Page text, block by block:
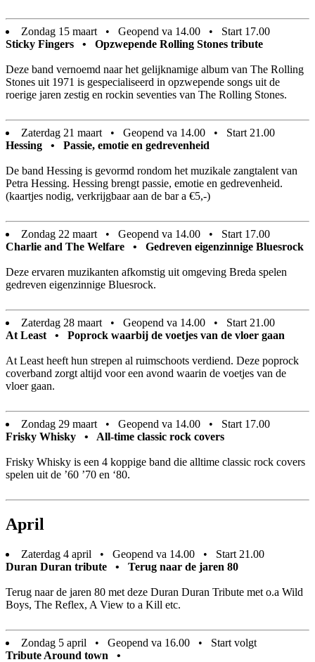
Zondag 15 maart • Geopend va 14.00 • Start 17.00
Sticky Fingers • Opzwepende Rolling Stones tribute
Deze band vernoemd naar het gelijknamige album van The Rolling
Stones uit 1971 is gespecialiseerd in opzwepende songs uit de
roerige jaren zestig en rockin seventies van The Rolling Stones.
Zaterdag 21 maart • Geopend va 14.00 • Start 21.00
Hessing • Passie, emotie en gedrevenheid
De band Hessing is gevormd rondom het muzikale zangtalent van
Petra Hessing. Hessing brengt passie, emotie en gedrevenheid.
(kaartjes nodig, verkrijgbaar aan de bar a €5,-)
Zondag 22 maart • Geopend va 14.00 • Start 17.00
Charlie and The Welfare • Gedreven eigenzinnige Bluesrock
Deze ervaren muzikanten afkomstig uit omgeving Breda spelen
gedreven eigenzinnige Bluesrock.
Zaterdag 28 maart • Geopend va 14.00 • Start 21.00
At Least • Poprock waarbij de voetjes van de vloer gaan
At Least heeft hun strepen al ruimschoots verdiend. Deze poprock
coverband zorgt altijd voor een avond waarin de voetjes van de
vloer gaan.
Zondag 29 maart • Geopend va 14.00 • Start 17.00
Frisky Whisky • All-time classic rock covers
Frisky Whisky is een 4 koppige band die alltime classic rock covers
spelen uit de ’60 ’70 en ‘80.
April
Zaterdag 4 april • Geopend va 14.00 • Start 21.00
Duran Duran tribute • Terug naar de jaren 80
Terug naar de jaren 80 met deze Duran Duran Tribute met o.a Wild
Boys, The Reflex, A View to a Kill etc.
Zondag 5 april • Geopend va 16.00 • Start volgt
Tribute Around town •